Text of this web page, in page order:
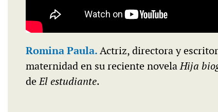
Romina Paula.Actriz, directora y
maternidad en su reciente novelaHija
deEl estudiante.